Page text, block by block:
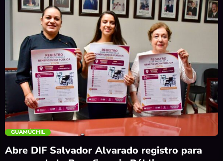
GUAMÚCHIL
Abre DIF Salvador Alvarado registro para